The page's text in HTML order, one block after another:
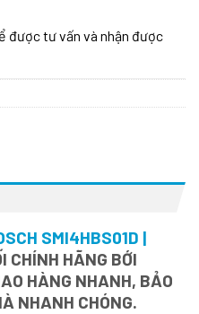
được tư vấn và nhận được
SMI4HBS01D |
CHÍNH HÃNG BỚI
HÀNG NHANH, BẢO
NHANH CHÓNG.